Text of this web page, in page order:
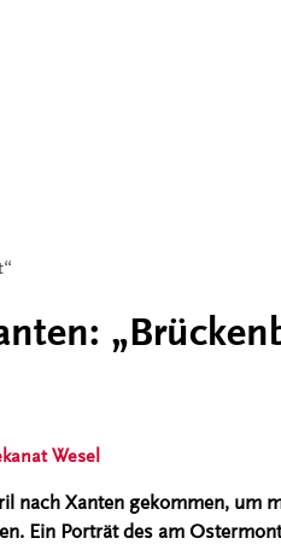
Wesel
nach Xanten gekommen, um
Ein Porträt des am